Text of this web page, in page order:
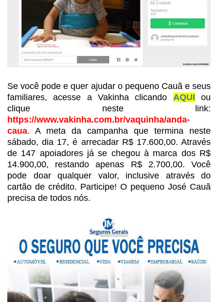
Se você pode e quer ajudar opequeno Cauã e seus
familiares, acesse a Vakinha clicando AQUI ou
clique neste link:
https://www.vakinha.com.br/vaquinha/anda-
caua. A meta da campanha que termina neste
sábado, dia 17, é arrecadar R$ 17.600,00. Através
de 147 apoiadores já se chegou à marca dos R$
14.900,00, restando apenas R$ 2.700,00. Você
pode doar qualquer valor, inclusive atravésdo
cartão de crédito. Participe! O pequeno José Cauã
precisa de todos nós.